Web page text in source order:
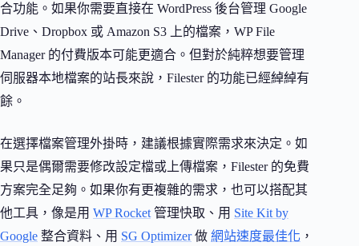
合功能。如果你需要直接在 WordPress 後台管理 Google
Drive、Dropbox 或 Amazon S3 上的檔案，WP File
Manager 的付費版本可能更適合。但對於純粹想要管理
伺服器本地檔案的站長來說，Filester 的功能已經綽綽有
餘。
在選擇檔案管理外掛時，建議根據實際需求來決定。如
果只是偶爾需要修改設定檔或上傳檔案，Filester 的免費
方案完全足夠。如果你有更複雜的需求，也可以搭配其
他工具，像是用 WP Rocket 管理快取、用 Site Kit by
Google 整合資料、用 SG Optimizer做 網站速度最佳化 ，